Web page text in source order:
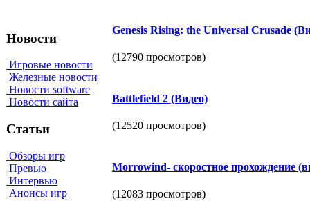
Новости
Игровые новости
Железные новости
Новости software
Новости сайта
Статьи
Обзоры игр
Превью
Интервью
Анонсы игр
Genesis Rising: the Universal Crusade
(12790 просмотров)
Battlefield 2 (Видео)
(12520 просмотров)
Morrowind- скоростное прохождение
(12083 просмотров)